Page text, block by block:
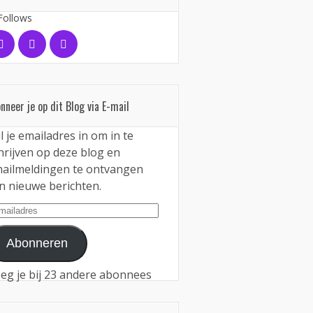
je op dit Blog via E-mail
je emailadres in om in te
op deze blog en
te ontvangen
nieuwe berichten.
Abonneren
je bij 23 andere abonnees